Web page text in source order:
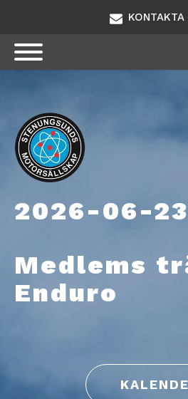
KONTAKTA
2026-06-23
Medlems
Enduro